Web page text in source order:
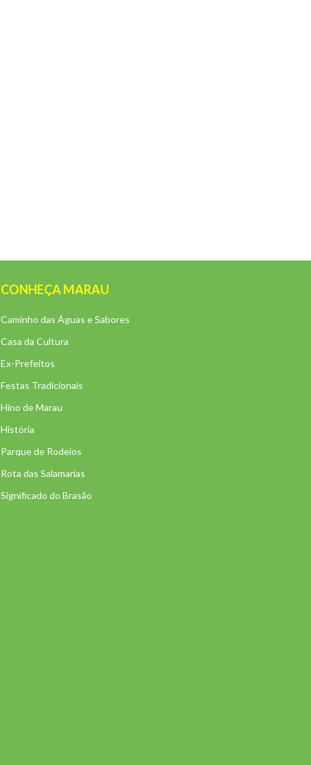
CONHEÇA MARAU
Caminho das Águas e Sabores
Casa da Cultura
Ex-Prefeitos
Festas Tradicionais
Hino de Marau
História
Parque de Rodeios
Rota das Salamarias
Significado do Brasão